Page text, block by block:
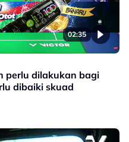
02:35
perlu dilakukan bagi
dibaiki skuad